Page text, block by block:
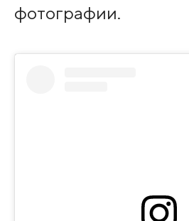
фотографии.